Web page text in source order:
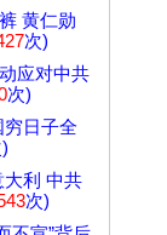
黄仁勋
次)
应对中共
次)
日子全
大利 中共
次)